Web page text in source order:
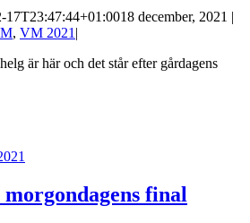
17T23:47:44+01:0018 december, 2021 |
, VM 2021 |
är här och det står efter gårdagens
final